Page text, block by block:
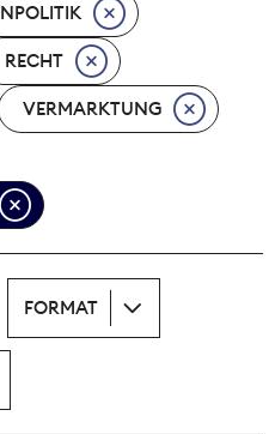
Award
Preis
RECHT
VERMARKTUNG
FORMAT